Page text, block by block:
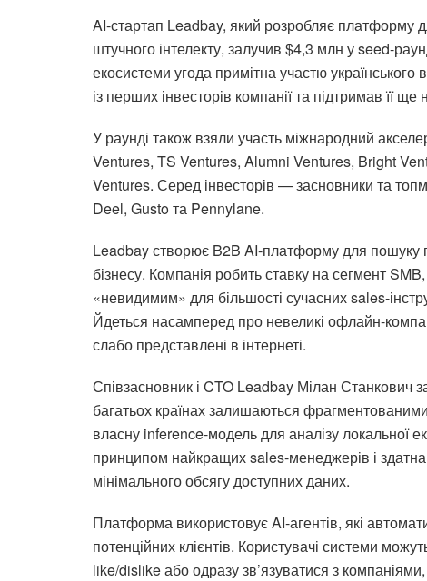
AI-стартап Leadbay, який розробляє платформу
штучного інтелекту, залучив $4,3 млн у seed-
екосистеми угода примітна участю
із перших інвесторів компанії та підтримав її
У раунді також взяли участь міжнародний
Ventures, TS Ventures, Alumni Ventures, Bright
Ventures. Серед інвесторів —засновники та
Deel, Gustoта Pennylane.
Leadbay створює B2B AI-платформу для пошуку
бізнесу. Компанія робить ставку на сегмент
«невидимим» для більшості сучасних sales-
Йдеться насамперед про невеликі офлайн-
слабо представлені в інтернеті.
Співзасновник і CTO Leadbay Мілан Станкович
багатьох країнах залишаються
власну inference-модель для аналізу локальної
принципом найкращих sales-менеджерів і здатна
мінімального обсягу доступних даних.
Платформа використовує AI-агентів, які
потенційних клієнтів. Користувачі системи
like/dislike або одразу зв’язуватися з